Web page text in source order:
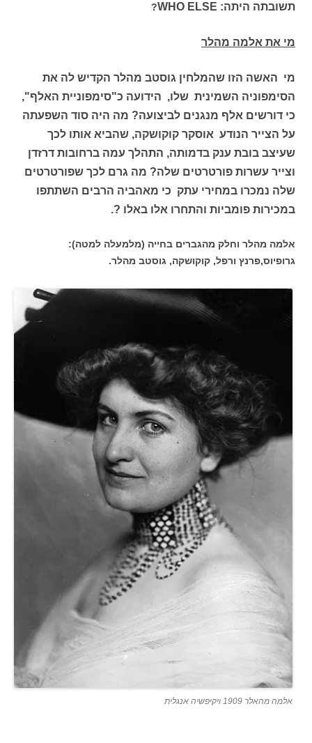
תשובתה היתה: WHO ELSE
?
מי את אלמה מהלר
מי האשה הזו שהמלחין גוסטב מהלר הקדיש לה את
הסימפוניה השמינית שלו, הידועה כ"סימפוניית האלף",
כי דורשים אלף מנגנים לביצועה? מה היה סוד השפעתה
על הצייר הנודע אוסקר קוקושקה, שהביא אותו לכך
שעיצב בובת ענק בדמותה, התהלך עמה ברחובות דרזדן
וצייר עשרות פורטרטים שלה? מה גרם לכך שפורטרטים
שלה נמכרו במחירי עתק כי מאהביה הרבים השתתפו
במכירות פומביות והתחרו אלו באלו ?.
אלמה מהלר וחלק מהגברים בחייה (מלמעלה למטה):
גרופיוס,פרנץ ורפל, קוקושקה, גוסטב מהלר.
אלמה מהאלר 1909 ויקיפשיה אנגלית